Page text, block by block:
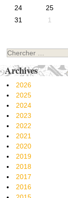
24
25
31
1
Chercher
Archives
2026
2025
2024
2023
2022
2021
2020
2019
2018
2017
2016